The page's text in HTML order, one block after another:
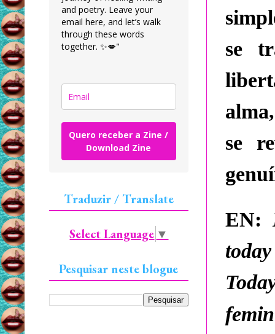
se
se
EN:
and poetry. Leave your
email here, and let’s walk
through these words
together. ✨💋"
Quero receber a Zine /
Download Zine
Traduzir / Translate
Select Language ▼
Pesquisar neste blogue